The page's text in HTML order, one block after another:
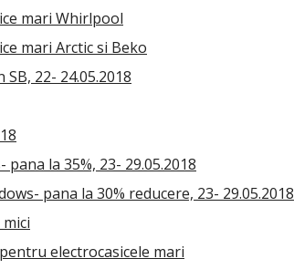
mari Whirlpool
mari Arctic si Beko
22- 24.05.2018
la 35%, 23- 29.05.2018
pana la 30% reducere, 23- 29.05.2018
electrocasicele mari